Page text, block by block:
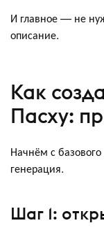
И главное — не
описание.
Как
Пасху:
Начнём с
генерация.
Шаг 1: